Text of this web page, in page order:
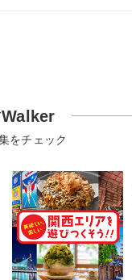
をチェック